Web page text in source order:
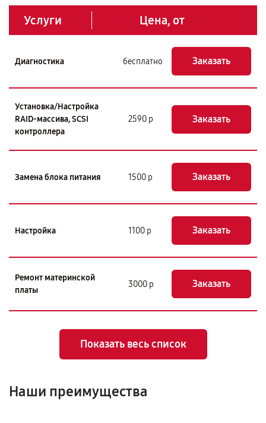
Услуги Цена, от
Диагностика бесплатно Заказать
Установка/Настройка
RAID-массива, SCSI
контроллера
2590 р Заказать
Замена блока питания 1500 р Заказать
Настройка 1100 р Заказать
Ремонт материнской
платы
3000 р Заказать
Показать весь список
Наши преимущества